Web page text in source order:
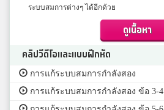
ระบบสมการต่างๆ ได้อีกด้วย
ดูเนื้อหา
คลิปวีดีโอและแบบฝึกหัด
การแก้ระบบสมการกำลังสอง
การแก้ระบบสมการกำลังสอง ข้อ 3-4